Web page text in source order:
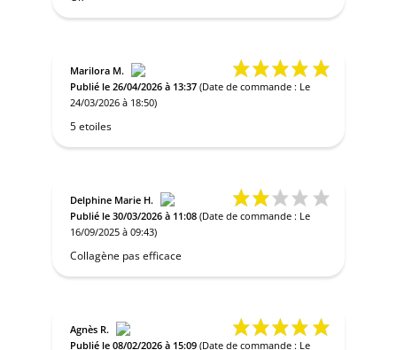
Marilora M.
Publié le 26/04/2026 à 13:37(Date de commande : Le
24/03/2026 à 18:50)
5 etoiles
Delphine Marie H.
Publié le 30/03/2026 à 11:08(Date de commande : Le
16/09/2025 à 09:43)
Collagène pas efficace
Agnès R.
Publié le 08/02/2026 à 15:09(Date de commande : Le